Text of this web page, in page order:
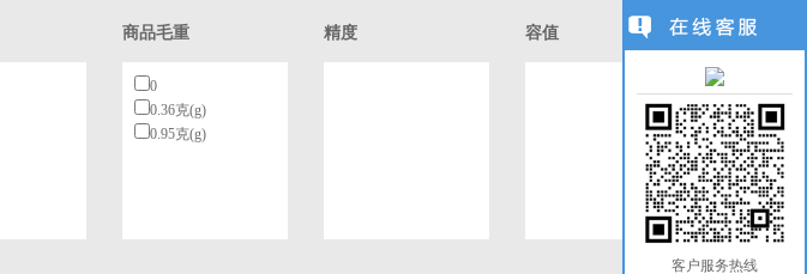
商品毛重 精度 容值
0
0.36克(g)
0.95克(g)
客户服务热线